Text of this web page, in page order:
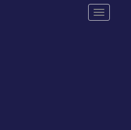
Menu